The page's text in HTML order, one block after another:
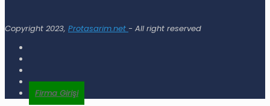
Copyright 2023, Protasarim.net - All right reserved
Firma Girişi